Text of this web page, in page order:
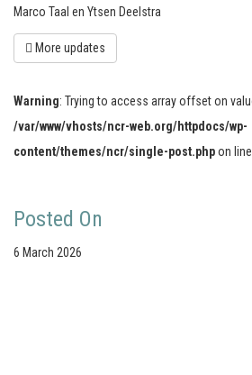
Marco Taal en Ytsen Deelstra
More updates
Warning: Trying to access array offset on
/var/www/vhosts/ncr-web.org/httpdocs/wp-
content/themes/ncr/single-post.phpon line
Posted On
6 March 2026